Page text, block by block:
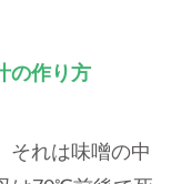
の作り方
それは味噌の中